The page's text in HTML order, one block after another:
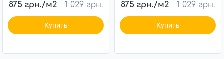
875 грн./м2 1 029 грн.
Купить
875 грн./м2 1 029 грн.
Купить